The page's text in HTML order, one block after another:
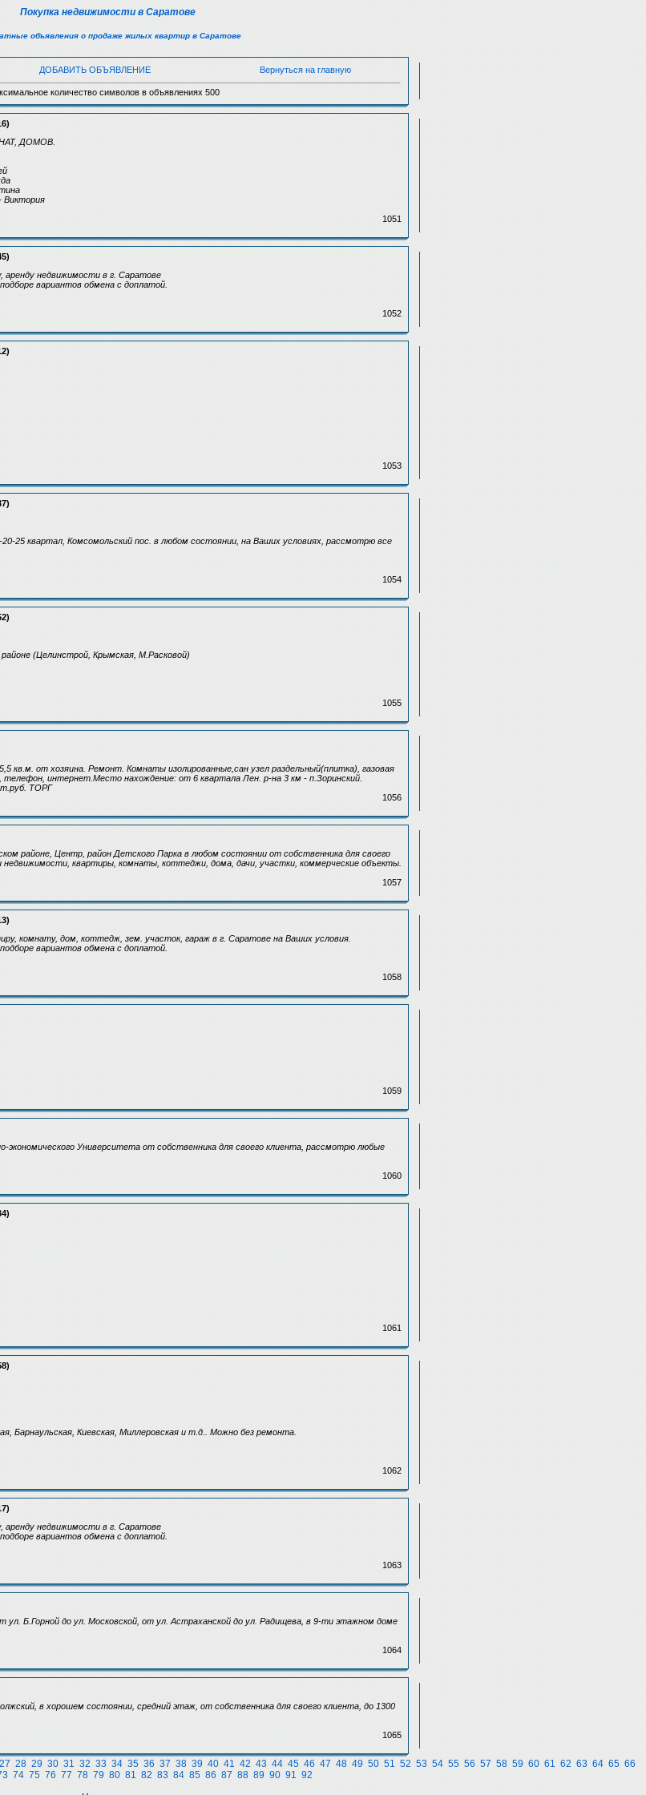
Покупка недвижимости в Саратове
объявления о продаже жилых квартир в Саратове
ДОБАВИТЬ ОБЪЯВЛЕНИЕ Вернуться на главную
количество символов в объявлениях 500
ДОМОВ.
Виктория
1051
аренду недвижимости в г. Саратове
вариантов обмена с доплатой.
1052
1053
25 квартал, Комсомольский пос. в любом состоянии, на Ваших условиях, рассмотрю все
1054
(Целинстрой, Крымская, М.Расковой)
1055
кв.м. от хозяина. Ремонт. Комнаты изолированные,сан узел раздельный(плитка), газовая
телефон, интернет.Место нахождение: от 6 квартала Лен. р-на 3 км - п.Зоринский.
т.руб. ТОРГ
1056
районе, Центр, район Детского Парка в любом состоянии от собственника для своего
квартиры, комнаты, коттеджи, дома, дачи, участки, коммерческие объекты.
1057
комнату, дом, коттедж, зем. участок, гараж в г. Саратове на Ваших условия.
вариантов обмена с доплатой.
1058
1059
экономического Университета от собственника для своего клиента, рассмотрю любые
1060
1061
Барнаульская, Киевская, Миллеровская и т.д.. Можно без ремонта.
1062
аренду недвижимости в г. Саратове
вариантов обмена с доплатой.
1063
ул. Б.Горной до ул. Московской, от ул. Астраханской до ул. Радищева, в 9-ти этажном доме
1064
в хорошем состоянии, средний этаж, от собственника для своего клиента, до 1300
1065
27 28 29 30 31 32 33 34 35 36 37 38 39 40 41 42 43 44 45 46 47 48 49 50 51 52 53 54 55 56 57 58 59 60 61 62 63 64 65 66
74 75 76 77 78 79 80 81 82 83 84 85 86 87 88 89 90 91 92